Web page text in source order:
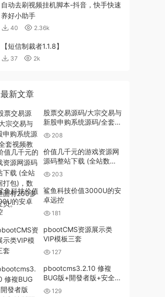
自动去刷视频挂机脚本-抖音，快手快速
养好小助手
40 2.36k
【短信制裁者1.1.8】
37 2k
最新文章
股票交易源码/大宗交易与
新股申购系统源码/全套视
频教程
208
价值几千元的游戏资源网
源码整站下载 (全站数据
打包)，数据里面有200多
个宝贝。
203
鲨鱼科技价值3000U的安
卓远控
181
pbootCMS资源展示类
VIP模板三套
127
pbootcms3.2.10 修複
BUG版+開發者版+安全加
強版下載
129